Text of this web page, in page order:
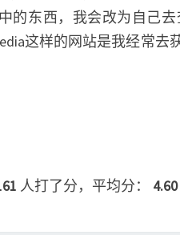
的东西，我会改为自己
这样的网站是我经常
人打了分，平均分： 4.60